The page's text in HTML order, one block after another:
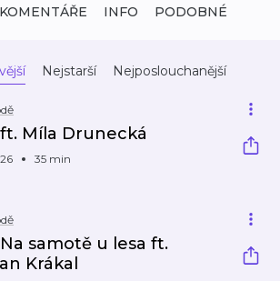
KOMENTÁŘE INFO PODOBNÉ
Nejstarší Nejposlouchanější
ft. Míla Drunecká
35 min
Na samotě u lesa ft.
Krákal